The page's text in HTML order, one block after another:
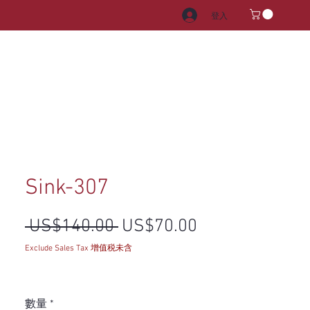
登入
Sink-307
US$140.00 一般價格
US$70.00
Exclude Sales Tax 增值税未含
數量 *